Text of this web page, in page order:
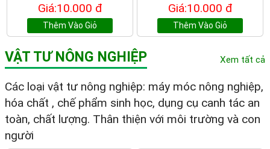
Giá:10.000 đ
Thêm Vào Giỏ
Giá:10.000 đ
Thêm Vào Giỏ
VẬT TƯ NÔNG NGHIỆP Xem tất cả
Các loại vật tư nông nghiệp: máy móc nông nghiệp,
hóa chất , chế phẩm sinh học, dụng cụ canh tác an
toàn, chất lượng. Thân thiện với môi trường và con
người